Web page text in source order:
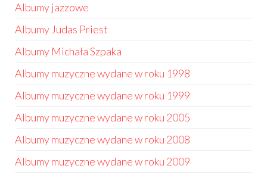
Albumy jazzowe
Albumy Judas Priest
Albumy Michała Szpaka
Albumy muzyczne wydane w roku 1998
Albumy muzyczne wydane w roku 1999
Albumy muzyczne wydane w roku 2005
Albumy muzyczne wydane w roku 2008
Albumy muzyczne wydane w roku 2009